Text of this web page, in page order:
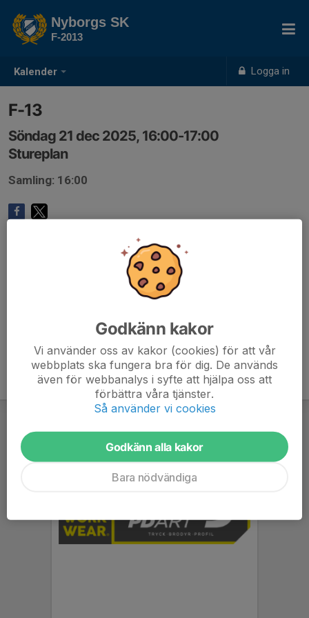
Kalender Logga in
Nyborgs SK
F-2013
F-13
Söndag 21 dec 2025, 16:00-17:00
Stureplan
Samling: 16:00
Godkänn kakor
Vi använder oss av kakor (cookies) för att vår
webbplats ska fungera bra för dig. De används
även för webbanalys i syfte att hjälpa oss att
förbättra våra tjänster.
Så använder vi cookies
Godkänn alla kakor
Bara nödvändiga